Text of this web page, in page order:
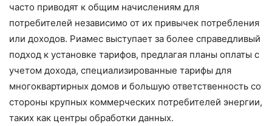
часто приводят к общим начислениям для
потребителей независимо от их привычек потребления
или доходов. Риамес выступает за более справедливый
подход к установке тарифов, предлагая планы оплаты с
учетом дохода, специализированные тарифы для
многоквартирных домов и большую ответственность со
стороны крупных коммерческих потребителей энергии,
таких как центры обработки данных.